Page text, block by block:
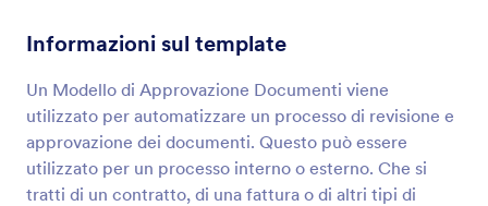
Informazioni sul template
Un Modello di Approvazione Documenti viene
utilizzato per automatizzare un processo di revisione e
approvazione dei documenti. Questo può essere
utilizzato per un processo interno o esterno. Che si
tratti di un contratto, di una fattura o di altri tipi di